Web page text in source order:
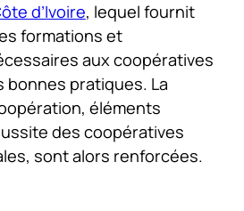
d’Ivoire, lequel fournit
formations et
aux coopératives
bonnes pratiques. La
éléments
des coopératives
sont alors renforcées.